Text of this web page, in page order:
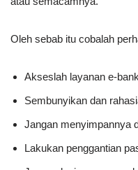
Oleh sebab itu cobalah
Akseslah layanan e-
Sembunyikan dan
Jangan menyimpannya
Lakukan penggantian